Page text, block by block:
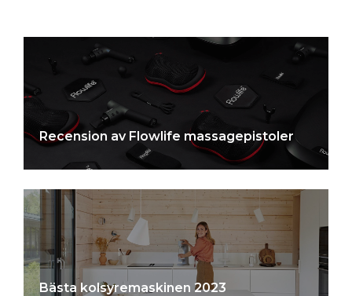
Recension av Flowlife massagepistoler
Bästa kolsyremaskinen 2023